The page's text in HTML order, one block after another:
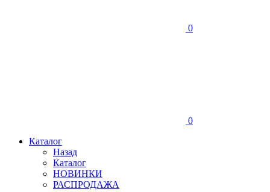
0
0
Каталог
Назад
Каталог
НОВИНКИ
РАСПРОДАЖА